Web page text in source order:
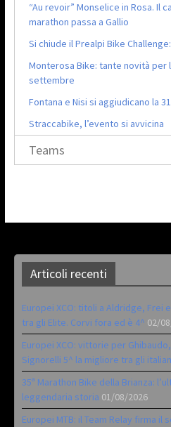
“Au revoir” Monselice in Rosa. Il
marathon passa a Gallio
Si chiude il Prealpi Bike
Monterosa Bike: tante novità per
settembre
Fontana e Nisi si aggiudicano la
Straccabike, l’evento si avvicina
Teams
Articoli recenti
Europei XCO: titoli a Aldridge, Frei
tra gli Elite. Corvi fora ed è 4^ 02/
Europei XCO: vittorie per
Signorelli 5^ la migliore tra gli
35ª Marathon Bike della Brianza:
leggendaria storia 01/08/2026
Europei MTB: il Team Relay firma